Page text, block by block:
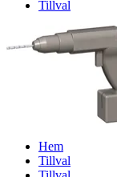
Tillval
Hem
Tillval